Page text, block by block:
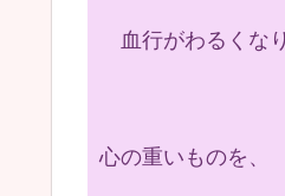
血行がわるくな
心の重いものを、